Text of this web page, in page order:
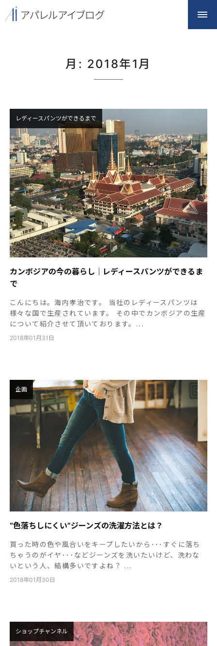
月: 2018年1月
レディースパンツができるまで
カンボジアの今の暮らし｜レディースパンツができるま
で
こんにちは。海内孝治です。 当社のレディースパンツは
様々な国で生産されています。 その中でカンボジアの生産
について紹介させて頂いております。...
2018年01月31日
企画
“色落ちしにくい”ジーンズの洗濯方法とは？
買った時の色や風合いをキープしたいから･･･すぐに落ち
ちゃうのがイヤ･･･などジーンズを洗いたいけど、洗わな
いという人、結構多いですよね？ ...
2018年01月30日
ショップチャンネル